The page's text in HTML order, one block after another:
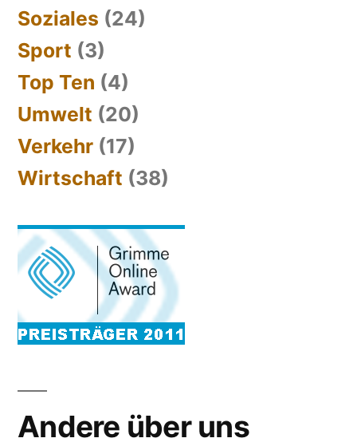
Soziales (24)
Sport (3)
Top Ten (4)
Umwelt (20)
Verkehr (17)
Wirtschaft (38)
Andere über uns